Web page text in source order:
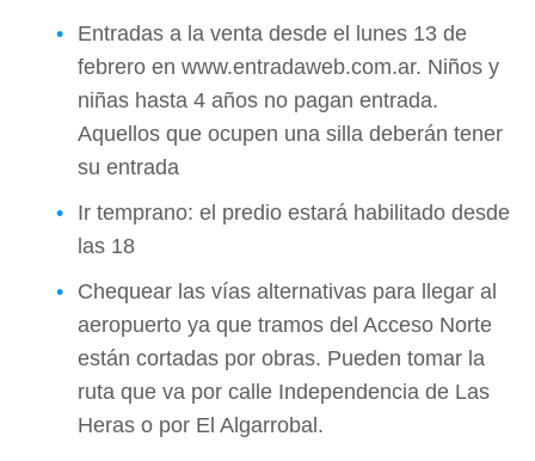
Entradas a la venta desde el lunes 13 de
febrero en www.entradaweb.com.ar. Niños y
niñas hasta 4 años no pagan entrada.
Aquellos que ocupen una silla deberán tener
su entrada
Ir temprano: el predio estará habilitado desde
las 18
Chequear las vías alternativas para llegar al
aeropuerto ya que tramos del Acceso Norte
están cortadas por obras. Pueden tomar la
ruta que va por calle Independencia de Las
Heras o por El Algarrobal.